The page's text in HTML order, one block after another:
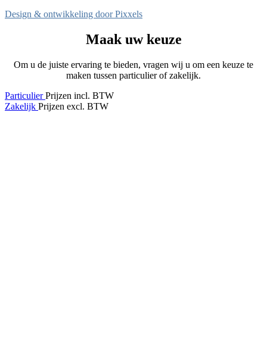
Design & ontwikkeling door Pixxels
Maak uw keuze
Om u de juiste ervaring te bieden, vragen wij u om een keuze te
maken tussen particulier of zakelijk.
ParticulierPrijzen incl. BTW
Zakelijk Prijzen excl. BTW